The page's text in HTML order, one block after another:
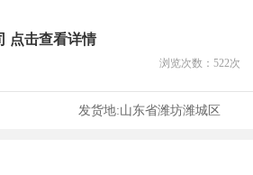
点击查看详情
浏览次数： 522次
发货地:山东省潍坊潍城区